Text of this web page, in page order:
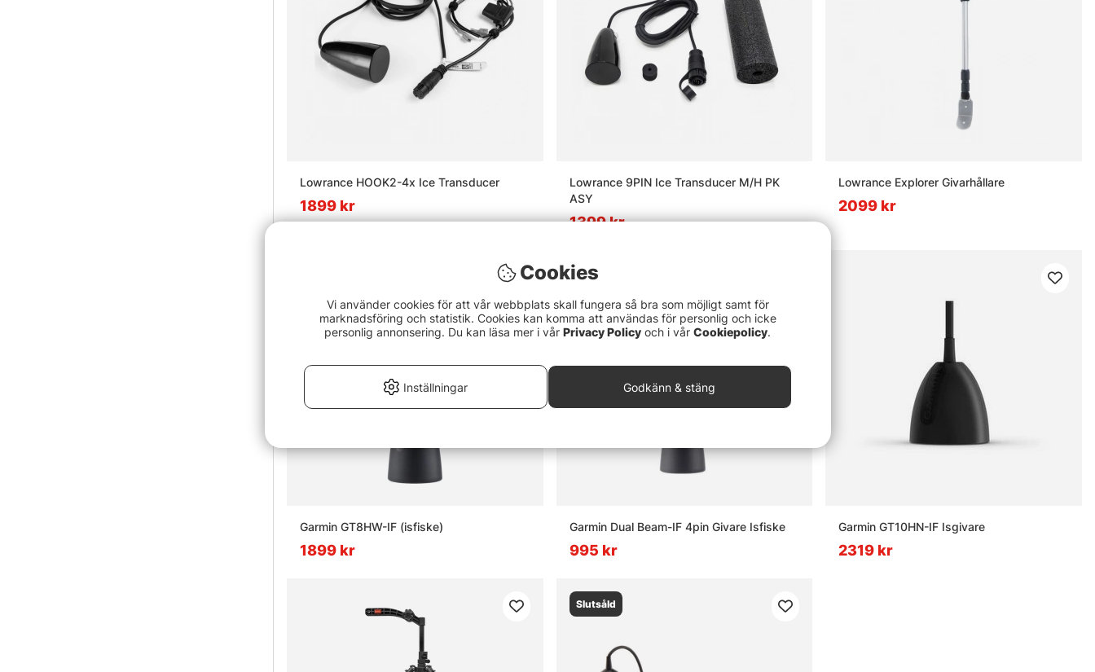
Lowrance HOOK2-4x Ice Transducer
1899 kr
Lowrance 9PIN Ice Transducer M/H PK
ASY
1399 kr
Lowrance Explorer Givarhållare
2099 kr
Garmin GT8HW-IF (isfiske)
1899 kr
Garmin Dual Beam-IF 4pin Givare Isfiske
995 kr
Garmin GT10HN-IF Isgivare
2319 kr
Slutsåld
Cookies
Vi använder cookies för att vår webbplats skall fungera så bra som möjligt samt för
marknadsföring och statistik. Cookies kan komma att användas för personlig och icke
personlig annonsering. Du kan läsa mer i vår Privacy Policy och i vår Cookiepolicy.
Inställningar Godkänn & stäng